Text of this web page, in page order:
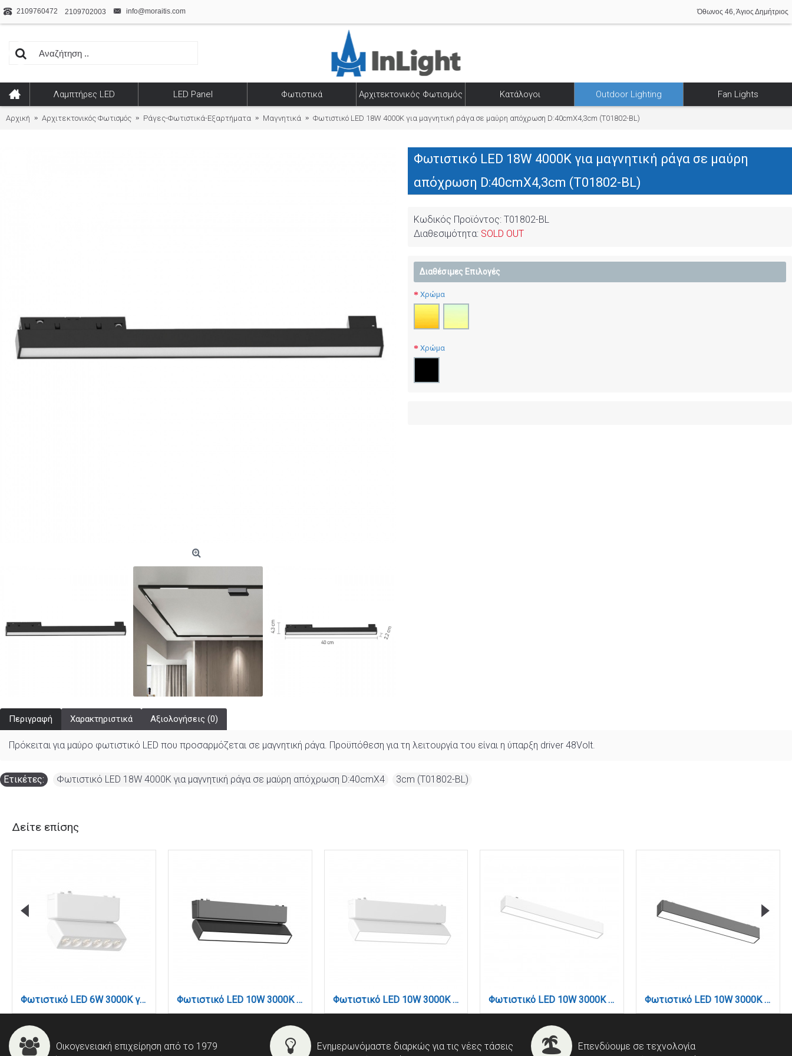
2109760472 2109702003 info@moraitis.com Όθωνος 46, Άγιος Δημήτριος
Λαμπτήρες LED LED Panel Φωτιστικά Αρχιτεκτονικός Φωτισμός Κατάλογοι Outdoor Lighting Fan Lights
Αρχική Αρχιτεκτονικός Φωτισμός Ράγες-Φωτιστικά-Εξαρτήματα Μαγνητικά Φωτιστικό LED 18W 4000K για μαγνητική ράγα σε μαύρη απόχρωση D:40cmX4,3cm (T01802-BL)
Φωτιστικό LED 18W 4000K για μαγνητική ράγα σε μαύρη
απόχρωση D:40cmX4,3cm (T01802-BL)
Κωδικός Προϊόντος: T01802-BL
Διαθεσιμότητα: SOLD OUT
Διαθέσιμες Επιλογές
Χρώμα
Χρώμα
Περιγραφή Χαρακτηριστικά Αξιολογήσεις (0)
Πρόκειται για μαύρο φωτιστικό LED που προσαρμόζεται σε μαγνητική ράγα. Προϋπόθεση για τη λειτουργία του είναι η ύπαρξη driver 48Volt.
Ετικέτες: Φωτιστικό LED 18W 4000K για μαγνητική ράγα σε μαύρη απόχρωση D:40cmX4 3cm (T01802-BL)
Δείτε επίσης
Φωτιστικό LED 6W 3000K για Ultra-Thin μαγνητική ράγα σε λευκή απόχρωση D:12,2cmX8cm (T03301-WH) Φωτιστικό LED 10W 3000K για Ultra-Thin μαγνητική ράγα σε μαύρη απόχρωση D:23cmX8cm (T03401-BL) Φωτιστικό LED 10W 3000K για Ultra-Thin μαγνητική ράγα σε λευκή απόχρωση D:23cmX8cm (T03401-WH) Φωτιστικό LED 10W 3000K για Ultra-Thin μαγνητική ράγα σε λευκή απόχρωση D:23cmX2,4cm (T03001-WH) Φωτιστικό LED 10W 3000K για Ultra-Thin μαγνητική ράγα σε μαύρη απόχρωση D:23cmX2,4cm (T03001-BL)
Οικογενειακή επιχείρηση από το 1979
Ενημερωνόμαστε διαρκώς για τις νέες τάσεις
Επενδύουμε σε τεχνολογία